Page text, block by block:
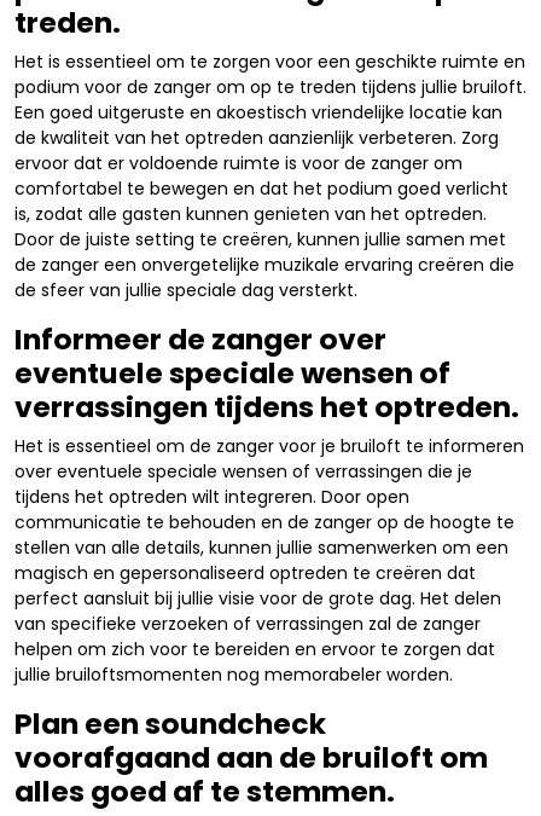
treden.
Het is essentieel om te zorgen voor een geschikte ruimte en
podium voor de zanger om op te treden tijdens jullie bruiloft.
Een goed uitgeruste en akoestisch vriendelijke locatie kan
de kwaliteit van het optreden aanzienlijk verbeteren. Zorg
ervoor dat er voldoende ruimte is voor de zanger om
comfortabel te bewegen en dat het podium goed verlicht
is, zodat alle gasten kunnen genieten van het optreden.
Door de juiste setting te creëren, kunnen jullie samen met
de zanger een onvergetelijke muzikale ervaring creëren die
de sfeer van jullie speciale dag versterkt.
Informeer de zanger over
eventuele speciale wensen of
verrassingen tijdens het optreden.
Het is essentieel om de zanger voor je bruiloft te informeren
over eventuele speciale wensen of verrassingen die je
tijdens het optreden wilt integreren. Door open
communicatie te behouden en de zanger op de hoogte te
stellen van alle details, kunnen jullie samenwerken om een
magisch en gepersonaliseerd optreden te creëren dat
perfect aansluit bij jullie visie voor de grote dag. Het delen
van specifieke verzoeken of verrassingen zal de zanger
helpen om zich voor te bereiden en ervoor te zorgen dat
jullie bruiloftsmomenten nog memorabeler worden.
Plan een soundcheck
voorafgaand aan de bruiloft om
alles goed af te stemmen.